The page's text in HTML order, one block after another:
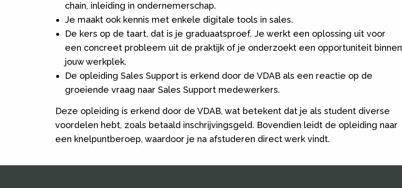
chain, inleiding in ondernemerschap.
Je maakt ook kennis met enkele digitale tools in sales.
De kers op de taart, dat is je graduaatsproef. Je werkt een oplossing uit voor
een concreet probleem uit de praktijk of je onderzoekt een opportuniteit binnen
jouw werkplek.
De opleiding Sales Support is erkend door de VDAB als een reactie op de
groeiende vraag naar Sales Support medewerkers.
Deze opleiding is erkend door de VDAB, wat betekent dat je als student diverse
voordelen hebt, zoals betaald inschrijvingsgeld. Bovendien leidt de opleiding naar
een knelpuntberoep, waardoor je na afstuderen direct werk vindt.